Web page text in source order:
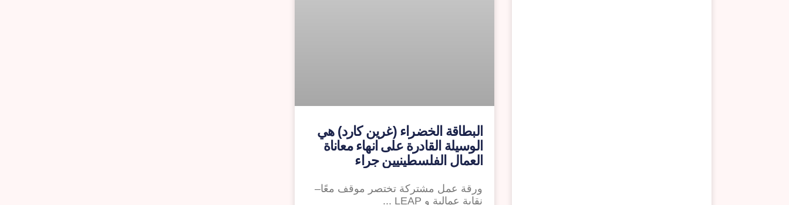
البطاقة الخضراء (غرين كارد) هي
الوسيلة القادرة على انهاء معاناة
العمال الفلسطينيين جراء
المعابر
ورقة عمل مشتركة تختصر موقف معًا–
نقابة عمالية و LEAP